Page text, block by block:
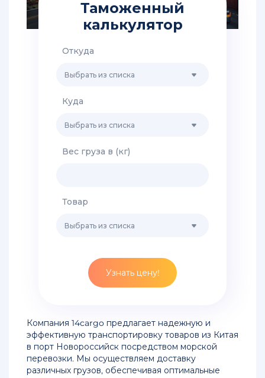
грузов
из
Китая
Хабаровск
Грузоперевозки
Владивосток
Новороссийск
Доставка
сборных
грузов
Таможенный
калькулятор
Откуда
Выбрать из списка
Куда
Выбрать из списка
Вес груза в (кг)
Товар
Выбрать из списка
Узнать цену!
Компания 14cargo предлагает надежную и
эффективную транспортировку товаров из Китая
в порт Новороссийск посредством морской
перевозки. Мы осуществляем доставку
различных грузов, обеспечивая оптимальные